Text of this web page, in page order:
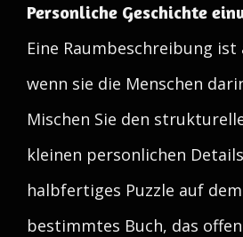
Personliche Geschichte
Eine Raumbeschreibung
wenn sie die Menschen
Mischen Sie den
kleinen personlichen
halbfertiges Puzzle auf
bestimmtes Buch, das